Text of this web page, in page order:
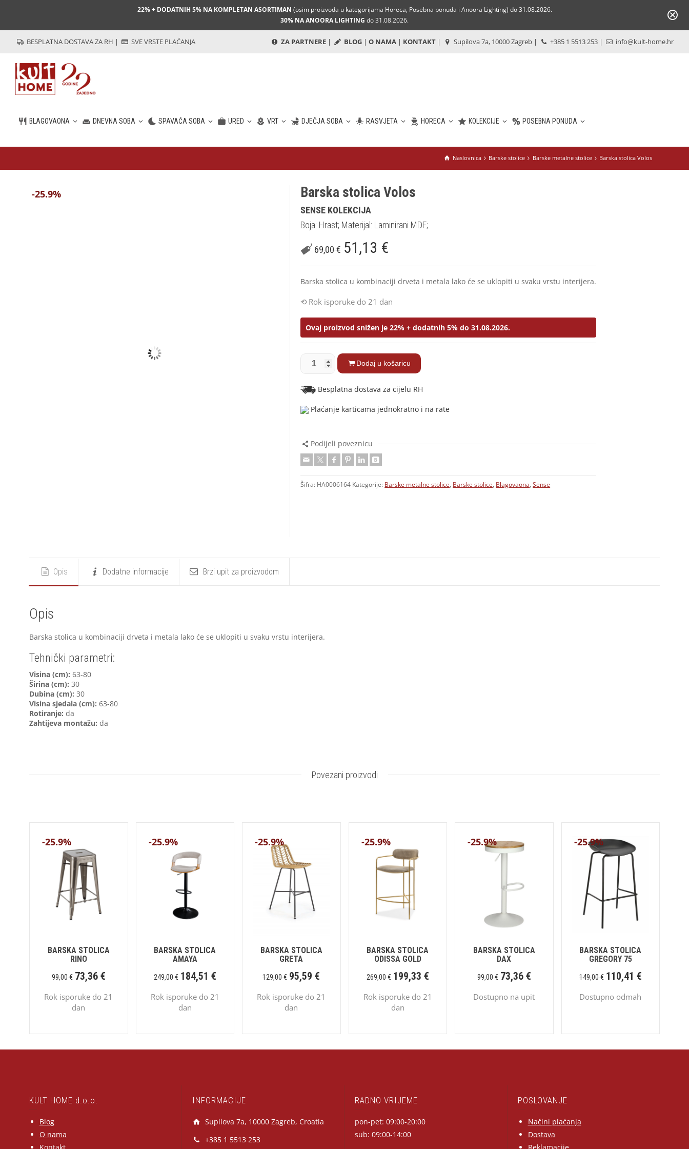
22% + DODATNIH 5% NA KOMPLETAN ASORTIMAN (osim proizvoda u kategorijama Horeca, Posebna ponuda i Anoora Lighting) do 31.08.2026.
30% NA ANOORA LIGHTING do 31.08.2026.
BESPLATNA DOSTAVA ZA RH | SVE VRSTE PLAĆANJA ZA PARTNERE | BLOG | O NAMA | KONTAKT | Supilova 7a, 10000 Zagreb | +385 1 5513 253 | info@kult-home.hr
BLAGOVAONA DNEVNA SOBA SPAVAĆA SOBA URED VRT DJEČJA SOBA RASVJETA HORECA KOLEKCIJE POSEBNA PONUDA
HR
Naslovnica Barske stolice Barske metalne stolice Barska stolica Volos
-25.9% Barska stolica Volos
SENSE KOLEKCIJA
Boja: Hrast; Materijal: Laminirani MDF;
69,00€ 51,13 €
Barska stolica u kombinaciji drveta i metala lako će se uklopiti u svaku vrstu interijera.
Rok isporuke do 21 dan
Ovaj proizvod snižen je 22% + dodatnih 5% do 31.08.2026.
Dodaj u košaricu
Besplatna dostava za cijelu RH
Plaćanje karticama jednokratno i na rate
Podijeli poveznicu
Šifra: HA0006164 Kategorije: Barske metalne stolice, Barske stolice, Blagovaona,Sense
Opis Dodatne informacije Brzi upit za proizvodom
Opis
Barska stolica u kombinaciji drveta i metala lako će se uklopiti u svaku vrstu interijera.
Tehnički parametri:
Visina (cm): 63-80
Širina (cm): 30
Dubina (cm): 30
Visina sjedala (cm): 63-80
Rotiranje: da
Zahtijeva montažu: da
Povezani proizvodi
-25.9%
BARSKA STOLICA
RINO
99,00€ 73,36 €
Rok isporuke do 21
dan
-25.9%
BARSKA STOLICA
AMAYA
249,00€ 184,51 €
Rok isporuke do 21
dan
-25.9%
BARSKA STOLICA
GRETA
129,00€ 95,59€
Rok isporuke do 21
dan
-25.9%
BARSKA STOLICA
ODISSA GOLD
269,00€ 199,33 €
Rok isporuke do 21
dan
-25.9%
BARSKA STOLICA
DAX
99,00€ 73,36 €
Dostupno na upit
-25.9%
BARSKA STOLICA
GREGORY 75
149,00€ 110,41 €
Dostupno odmah
KULT HOME d.o.o.
Blog
O nama
INFORMACIJE
Supilova 7a, 10000 Zagreb, Croatia
+385 1 5513 253
RADNO VRIJEME
pon-pet: 09:00-20:00
sub: 09:00-14:00
POSLOVANJE
Načini plaćanja
Dostava